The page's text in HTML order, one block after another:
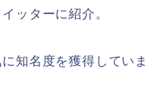
ッターに紹介。
知名度を獲得していま